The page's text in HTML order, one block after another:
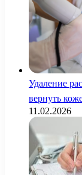
Удаление
вернуть
11.02.2026